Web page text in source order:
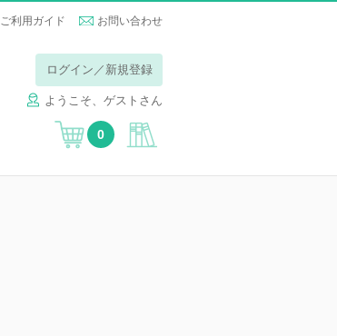
ご利用ガイド お問い合わせ
ログイン／新規登録
ようこそ、ゲストさん
0